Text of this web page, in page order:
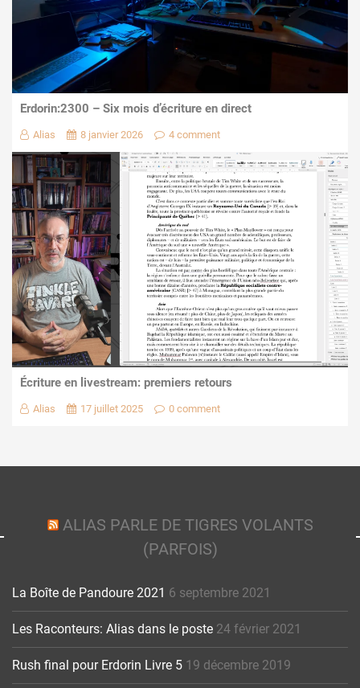
Erdorin:2300 – Six mois d’écriture en direct
Alias 8 janvier 2026 4 comment
Écriture en livestream: premiers retours
Alias 17 juillet 2025 0 comment
ALIAS PARLE DE TIGRES VOLANTS
(PARFOIS)
La Boîte de Pandoure 2021 6 septembre 2021
Les Raconteurs: Alias dans le poste 24 février 2021
Rush final pour Erdorin Livre 5 19 décembre 2019